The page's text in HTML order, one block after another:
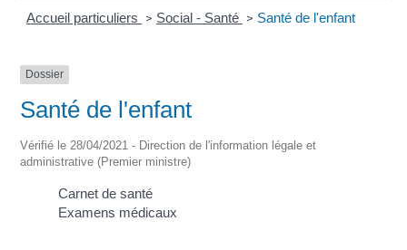
Accueil particuliers > Social - Santé > Santé de l'enfant
Dossier
Santé de l'enfant
Vérifié le 28/04/2021 - Direction de l'information légale et
administrative (Premier ministre)
Carnet de santé
Examens médicaux